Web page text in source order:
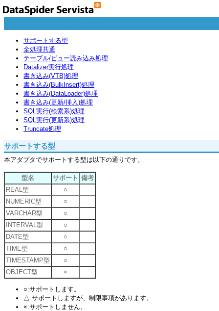
サポートする型
全処理共通
テーブル/ビュー読み込み処理
Datalizer実行処理
書き込み(VTB)処理
書き込み(BulkInsert)処理
書き込み(DataLoader)処理
書き込み(更新/挿入)処理
SQL実行(検索系)処理
SQL実行(更新系)処理
Truncate処理
サポートする型
本アダプタでサポートする型は以下の通りです。
型名 サポート 備考
REAL型
○
NUMERIC型
○
VARCHAR型
○
INTERVAL型
○
DATE型
○
TIME型
○
TIMESTAMP型
○
OBJECT型
×
○:サポートします。
△:サポートしますが、制限事項があります。
×:サポートしません。